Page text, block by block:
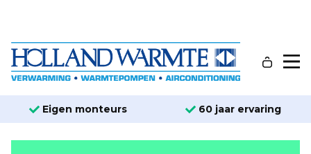
Eigen monteurs 60 jaar ervaring